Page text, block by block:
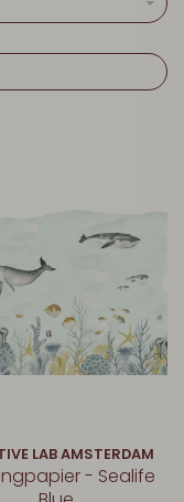
LAB AMSTERDAM
- Sealife